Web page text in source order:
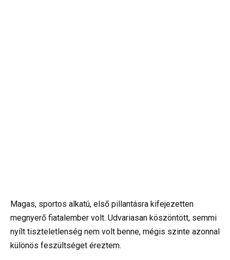
Magas, sportos alkatú, első pillantásra kifejezetten
megnyerő fiatalember volt. Udvariasan köszöntött, semmi
nyílt tiszteletlenség nem volt benne, mégis szinte azonnal
különös feszültséget éreztem.